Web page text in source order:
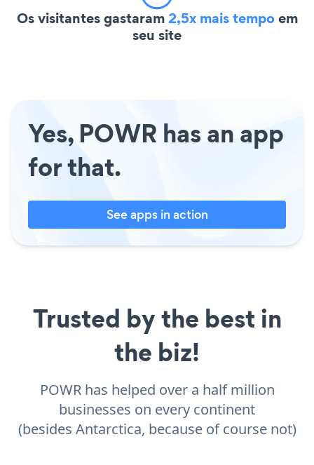
Os visitantes gastaram2,5x mais tempoem
seu site
Yes, POWR has an app
for that.
See apps in action
Trusted by the best in
the biz!
POWR has helped over a half million
businesses on every continent
(besides Antarctica, because of course not)